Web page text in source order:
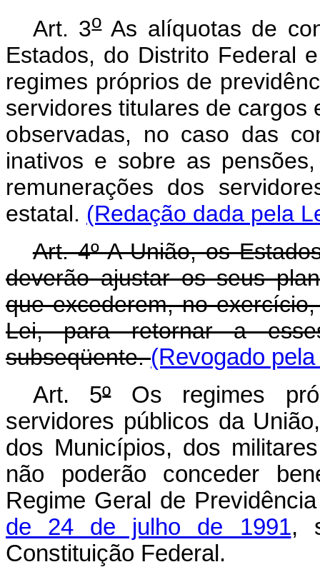
Art. 3oAs alíquotas de
Estados, do Distrito Federal
regimes próprios de
servidores titulares de cargos
observadas, no caso das
inativos e sobre as
remunerações dos
estatal. (Redação dada pela
Art. 4º A União, os
deverão ajustar os seus
que excederem, no
Lei, para retornar a
subseqüente.(Revogado
Art. 5ºOs regimes
servidores públicos da
dos Municípios, dos
não poderão conceder
Regime Geral de
de 24 de julho de 1991,
Constituição Federal.